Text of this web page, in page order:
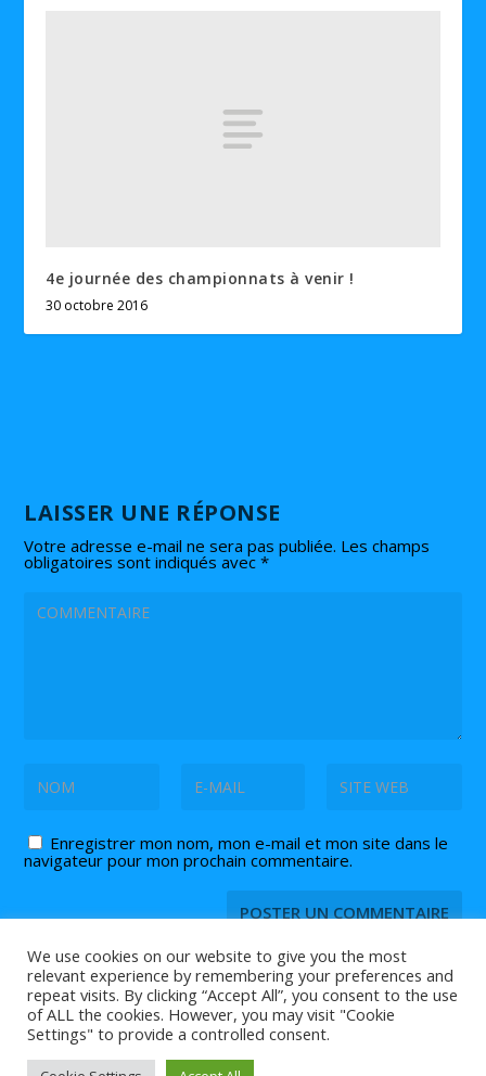
4e journée des championnats à venir !
30 octobre 2016
LAISSER UNE RÉPONSE
Votre adresse e-mail ne sera pas publiée. Les champs
obligatoires sont indiqués avec*
Enregistrer mon nom, mon e-mail et mon site dans le
navigateur pour mon prochain commentaire.
© 2026 Tout ce que vous devez savoir sur letennis de table
leping pongest sur Tennis2Table.
We use cookies on our website to give you the most
relevant experience by remembering your preferences and
repeat visits. By clicking “Accept All”, you consent to the use
of ALL the cookies. However, you may visit "Cookie
Settings" to provide a controlled consent.